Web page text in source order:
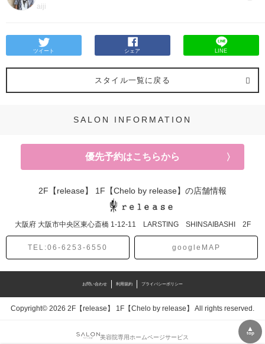
aiji
ツイート シェア LINE
スタイル一覧に戻る
SALON INFORMATION
優先予約はこちらから
2F【release】 1F【Chelo by release】の店舗情報
大阪府 大阪市中央区東心斎橋 1-12-11 LARSTING SHINSAIBASHI 2F
TEL:06-6253-6550 googleMAP
お問い合わせ 利用規約 プライバシーポリシー
Copyright© 2026 2F【release】 1F【Chelo by release】 All rights reserved.
美容院専用ホームページサービス
▲
top